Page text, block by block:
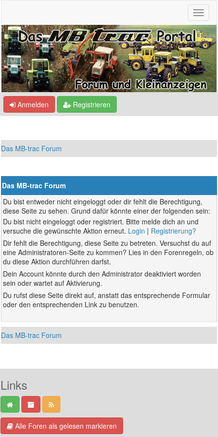
Anmelden Registrieren
Das MB-trac Forum
Das MB-trac Forum
Du bist entweder nicht eingeloggt oder dir fehlt die Berechtigung,
diese Seite zu sehen. Grund dafür könnte einer der folgenden sein:
Du bist nicht eingeloggt oder registriert. Bitte melde dich an und
versuche die gewünschte Aktion erneut. Login | Registrierung?
Dir fehlt die Berechtigung, diese Seite zu betreten. Versuchst du auf
eine Administratoren-Seite zu kommen? Lies in den Forenregeln, ob
du diese Aktion durchführen darfst.
Dein Account könnte durch den Administrator deaktiviert worden
sein oder wartet auf Aktivierung.
Du rufst diese Seite direkt auf, anstatt das entsprechende Formular
oder den entsprechenden Link zu benutzen.
Das MB-trac Forum
Links
Alle Foren als gelesen markieren